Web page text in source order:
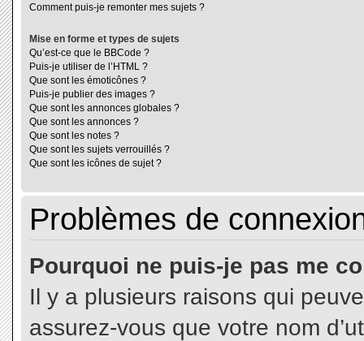
Comment puis-je remonter mes sujets ?
Mise en forme et types de sujets
Qu’est-ce que le BBCode ?
Puis-je utiliser de l’HTML ?
Que sont les émoticônes ?
Puis-je publier des images ?
Que sont les annonces globales ?
Que sont les annonces ?
Que sont les notes ?
Que sont les sujets verrouillés ?
Que sont les icônes de sujet ?
Problèmes de
Pourquoi ne puis-je pas me
Il y a plusieurs raisons qui
assurez-vous que votre nom